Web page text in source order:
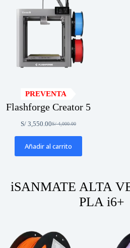
PREVENTA
Flashforge Creator 5
S/4,000.00
El
precio
original
era:
S/3,550.00
El
precio
actual
es:
Añadir al carrito
iSANMATE ALTA
PLA i6+